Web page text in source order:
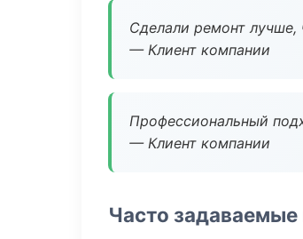
Сделали ремонт
— Клиент компании
Профессиональный
— Клиент компании
Часто